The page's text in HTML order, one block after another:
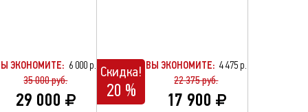
ЭКОНОМИТЕ: 6 000 р.
35 000 руб.
29 000
Скидка!
20 %
ВЫ ЭКОНОМИТЕ: 4 475 р.
22 375 руб.
17 900